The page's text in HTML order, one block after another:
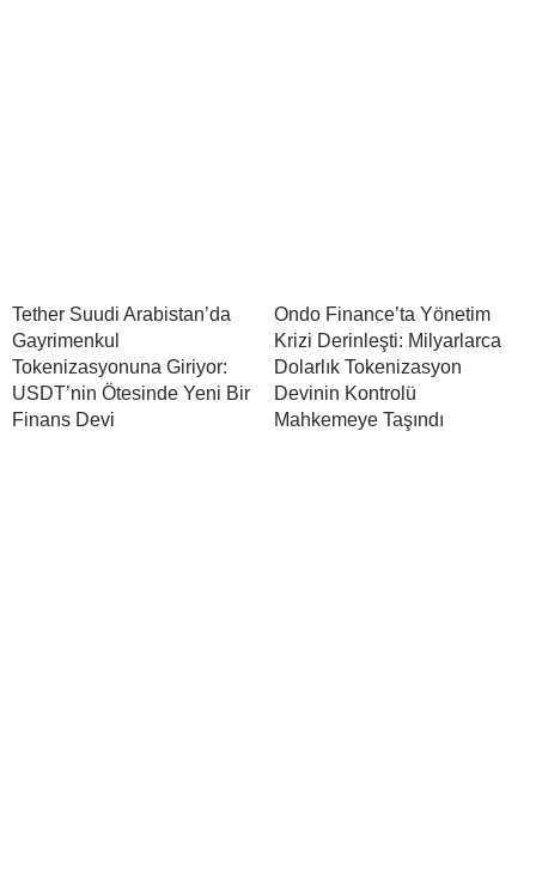
Tether Suudi Arabistan’da
Gayrimenkul
Tokenizasyonuna Giriyor:
USDT’nin Ötesinde Yeni Bir
Finans Devi
Ondo Finance’ta Yönetim
Krizi Derinleşti: Milyarlarca
Dolarlık Tokenizasyon
Devinin Kontrolü
Mahkemeye Taşındı